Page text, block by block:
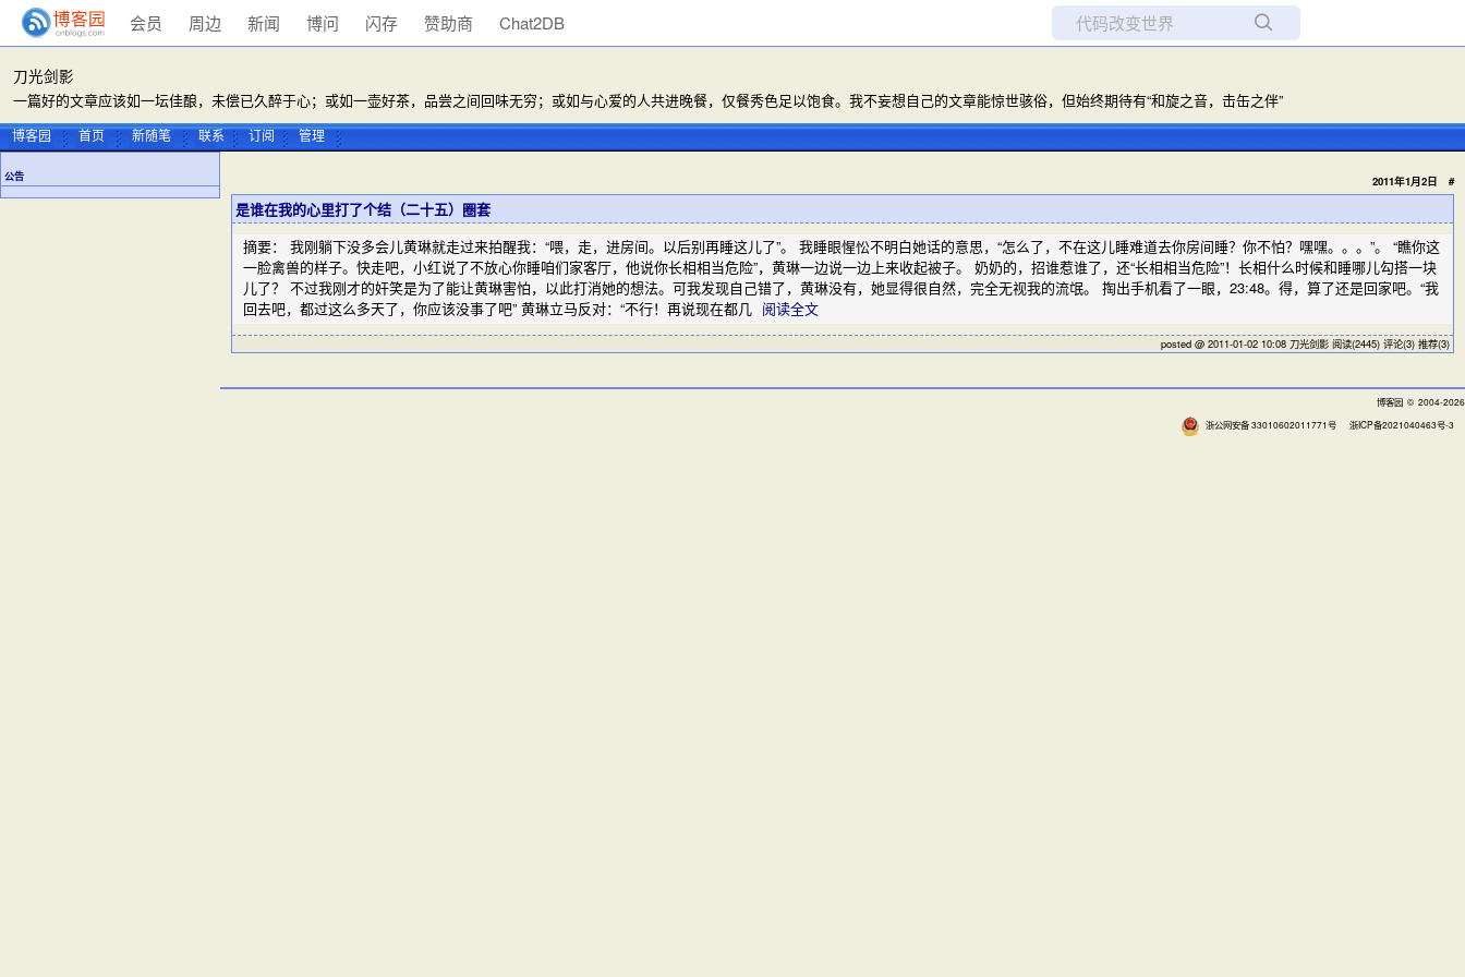
会员 周边 新闻 博问 闪存 赞助商 Chat2DB
当前博客
刀光剑影
一篇好的文章应该如一坛佳酿，未偿已久醉于心；或如一壶好茶，品尝之间回味无穷；或如与心爱的人共进晚餐，仅餐秀色足以饱食。我不妄想自己的文章能惊世骇俗，但始终期待有“和旋之音，击缶之伴”
博客园 首页 新随笔 联系 订阅 管理
公告 2011年1月2日 #
是谁在我的心里打了个结（二十五）圈套
摘要： 我刚躺下没多会儿黄琳就走过来拍醒我：“喂，走，进房间。以后别再睡这儿了”。 我睡眼惺忪不明白她话的意思，“怎么了，不在这儿睡难道去你房间睡？你不怕？嘿嘿。。。”。 “瞧你这
一脸禽兽的样子。快走吧，小红说了不放心你睡咱们家客厅，他说你长相相当危险”，黄琳一边说一边上来收起被子。 奶奶的，招谁惹谁了，还“长相相当危险”！长相什么时候和睡哪儿勾搭一块
儿了？ 不过我刚才的奸笑是为了能让黄琳害怕，以此打消她的想法。可我发现自己错了，黄琳没有，她显得很自然，完全无视我的流氓。 掏出手机看了一眼，23:48。得，算了还是回家吧。“我
回去吧，都过这么多天了，你应该没事了吧” 黄琳立马反对：“不行！再说现在都几 阅读全文
posted @ 2011-01-02 10:08 刀光剑影 阅读(2445) 评论(3) 推荐(3)
博客园 © 2004-2026
浙公网安备 33010602011771号
浙ICP备2021040463号-3